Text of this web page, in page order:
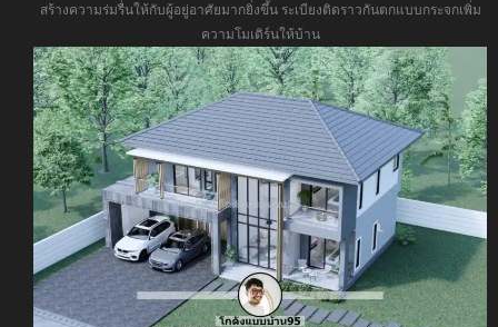
สร้างความร่มรื่นให้กับผู้อยู่อาศัยมากยิ่งขึ้น ระเบียงติดราวกันตกแบบกระจกเพิ่ม
ความโมเดิร์นให้บ้าน